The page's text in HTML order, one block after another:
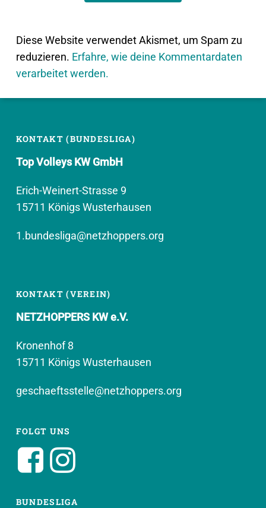
Diese Website verwendet Akismet, um Spam zu
reduzieren. Erfahre, wie deine Kommentardaten
verarbeitet werden.
KONTAKT (BUNDESLIGA)
Top Volleys KW GmbH
Erich-Weinert-Strasse 9
15711 Königs Wusterhausen
1.bundesliga@netzhoppers.org
KONTAKT (VEREIN)
NETZHOPPERS KW e.V.
Kronenhof 8
15711 Königs Wusterhausen
geschaeftsstelle@netzhoppers.org
FOLGT UNS
BUNDESLIGA